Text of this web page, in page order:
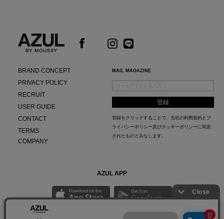
BRAND CONCEPT
PRIVACY POLICY
RECRUIT
USER GUIDE
CONTACT
TERMS
COMPANY
MAIL MAGAZINE
登録をクリックすることで、当社の利用規約と プ
ライバシーポリシー及びクッキーポリシー に同意
されたものとみなします。
AZUL APP